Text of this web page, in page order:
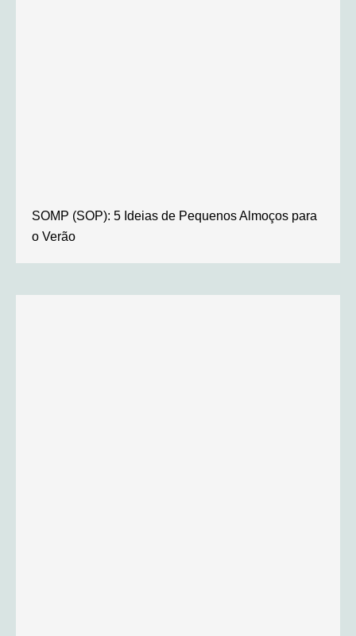
SOMP (SOP): 5 Ideias de Pequenos Almoços para
o Verão